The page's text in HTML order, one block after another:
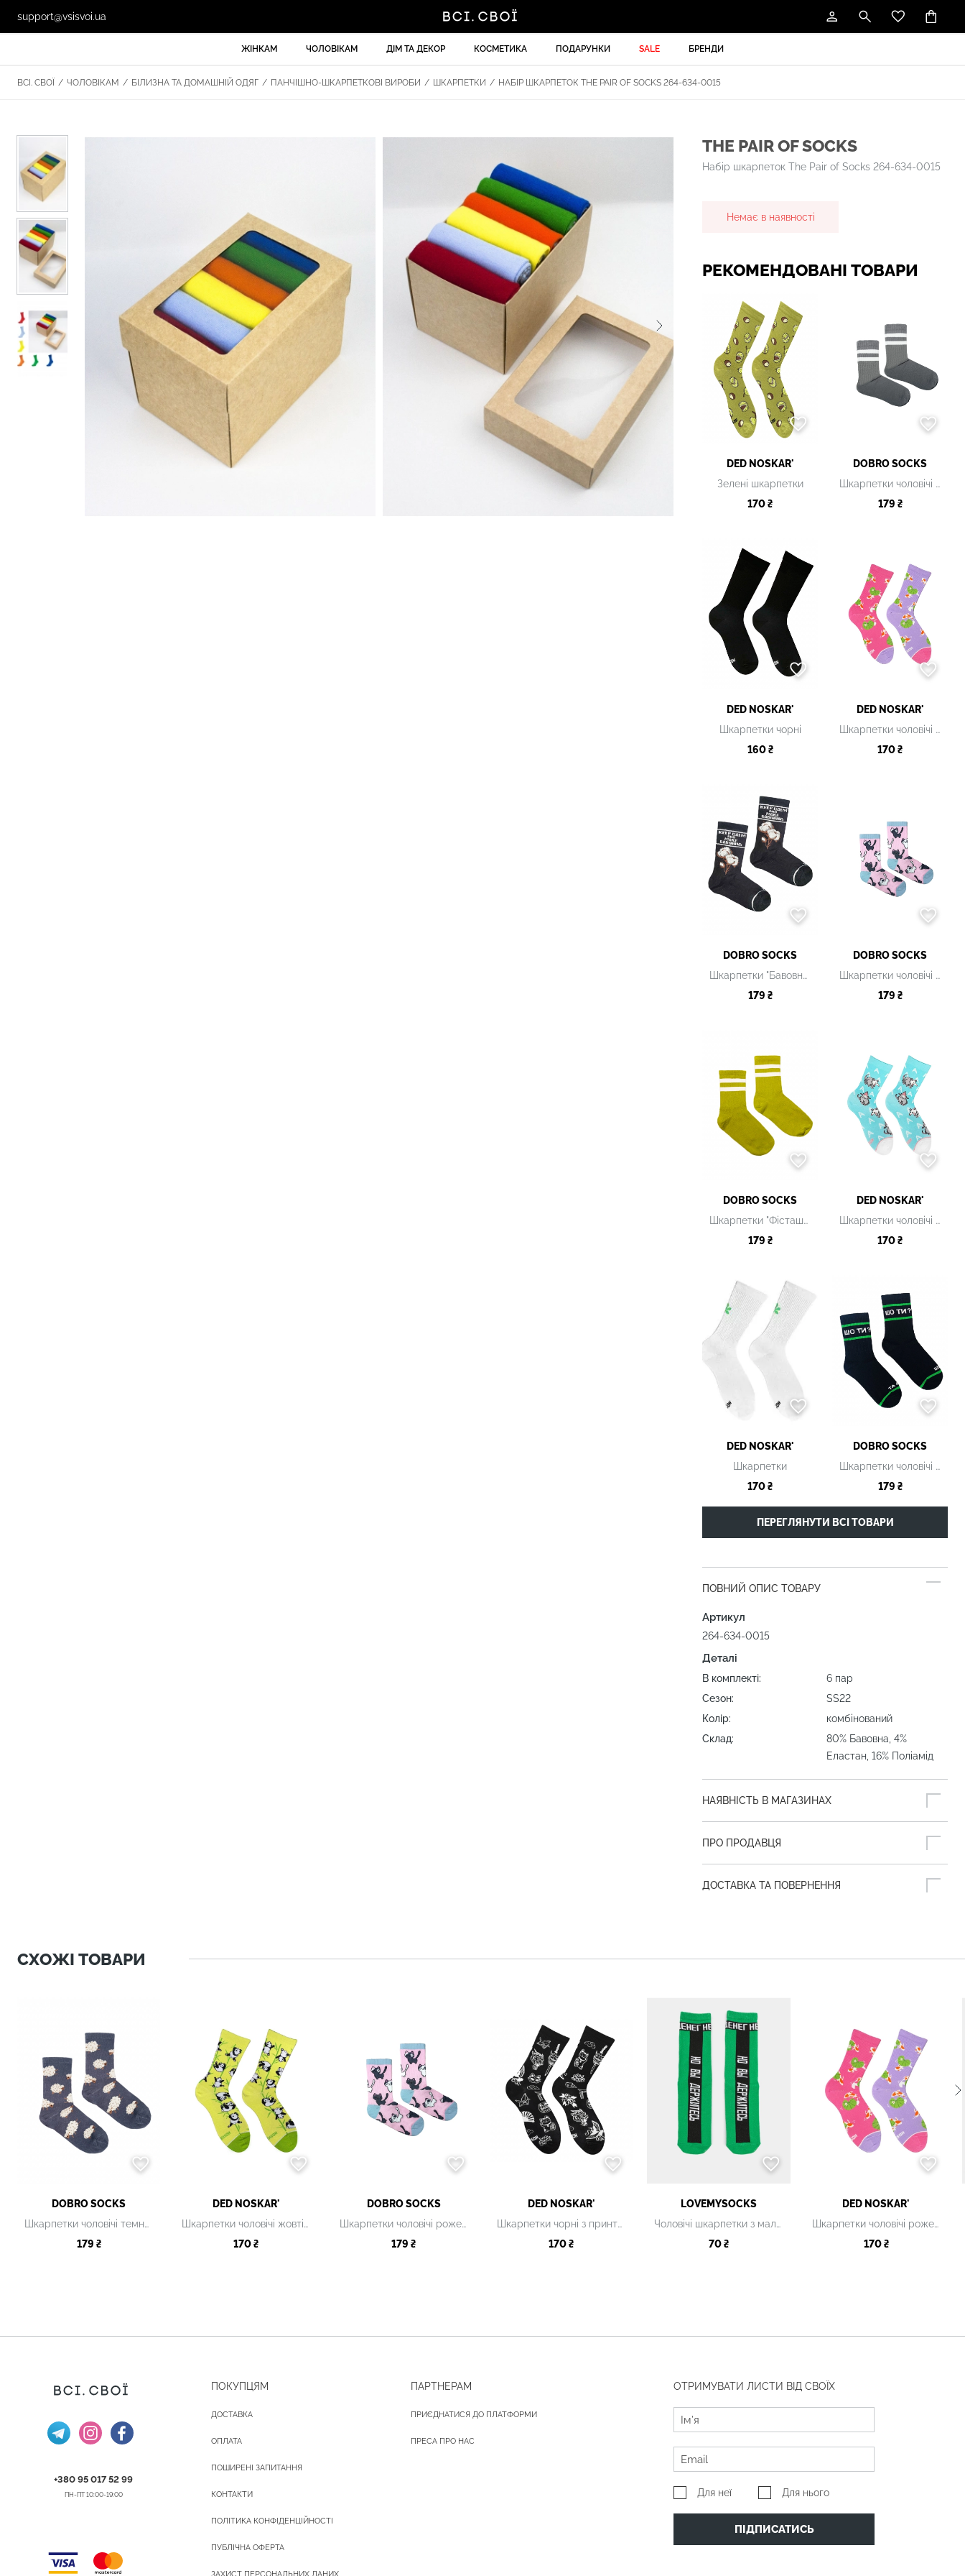
support@vsisvoi.ua
ЖІНКАМ ЧОЛОВІКАМ ДІМ ТА ДЕКОР КОСМЕТИКА ПОДАРУНКИ SALE БРЕНДИ
ВСІ. СВОЇ / ЧОЛОВІКАМ / БІЛИЗНА ТА ДОМАШНІЙ ОДЯГ / ПАНЧІШНО-ШКАРПЕТКОВІ ВИРОБИ / ШКАРПЕТКИ / НАБІР ШКАРПЕТОК THE PAIR OF SOCKS 264-634-0015
THE PAIR OF SOCKS
Набір шкарпеток The Pair of Socks 264-634-0015
Немає в наявності
РЕКОМЕНДОВАНІ ТОВАРИ
DED NOSKAR'
Зелені шкарпетки
170 ₴
DOBRO SOCKS
Шкарпетки чоловічі сірі з принтом
179 ₴
DED NOSKAR'
Шкарпетки чорні
160 ₴
DED NOSKAR'
Шкарпетки чоловічі рожеві з принтом
170 ₴
DOBRO SOCKS
Шкарпетки "Бавовна" чоловічі
179 ₴
DOBRO SOCKS
Шкарпетки чоловічі рожеві з принтом
179 ₴
DOBRO SOCKS
Шкарпетки "Фісташка-білі" чоловічі
179 ₴
DED NOSKAR'
Шкарпетки чоловічі блакитні з принтом
170 ₴
DED NOSKAR'
Шкарпетки
170 ₴
DOBRO SOCKS
Шкарпетки чоловічі чорні з принтом
179 ₴
ПЕРЕГЛЯНУТИ ВСІ ТОВАРИ
ПОВНИЙ ОПИС ТОВАРУ
Артикул
264-634-0015
Деталі
В комплекті:
6 пар
Сезон:
SS22
Колір:
комбінований
Склад:
80% Бавовна, 4%
Еластан, 16% Поліамід
НАЯВНІСТЬ В МАГАЗИНАХ
ПРО ПРОДАВЦЯ
ДОСТАВКА ТА ПОВЕРНЕННЯ
СХОЖІ ТОВАРИ
DOBRO SOCKS
Шкарпетки чоловічі темно-сині з принтом
179 ₴
DED NOSKAR'
Шкарпетки чоловічі жовті з принтом
170 ₴
DOBRO SOCKS
Шкарпетки чоловічі рожеві з принтом
179 ₴
DED NOSKAR'
Шкарпетки чорні з принтом чоловічі
170 ₴
LOVEMYSOCKS
Чоловічі шкарпетки з малюнком
70 ₴
DED NOSKAR'
Шкарпетки чоловічі рожеві з принтом
170 ₴
+380 95 017 52 99
ПН-ПТ 10:00-19:00
ПОКУПЦЯМ
ДОСТАВКА
ОПЛАТА
ПОШИРЕНІ ЗАПИТАННЯ
КОНТАКТИ
ПОЛІТИКА КОНФІДЕНЦІЙНОСТІ
ПУБЛІЧНА ОФЕРТА
ПАРТНЕРАМ
ПРИЄДНАТИСЯ ДО ПЛАТФОРМИ
ПРЕСА ПРО НАС
ОТРИМУВАТИ ЛИСТИ ВІД СВОЇХ
Для неї Для нього
ПІДПИСАТИСЬ